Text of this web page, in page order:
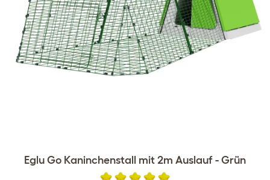
Eglu Go Kaninchenstall mit 2m Auslauf - Grün